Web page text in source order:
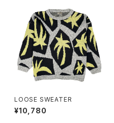
LOOSE SWEATER
¥10,780